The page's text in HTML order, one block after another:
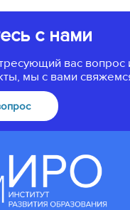
с нами
вас вопрос
мы с вами